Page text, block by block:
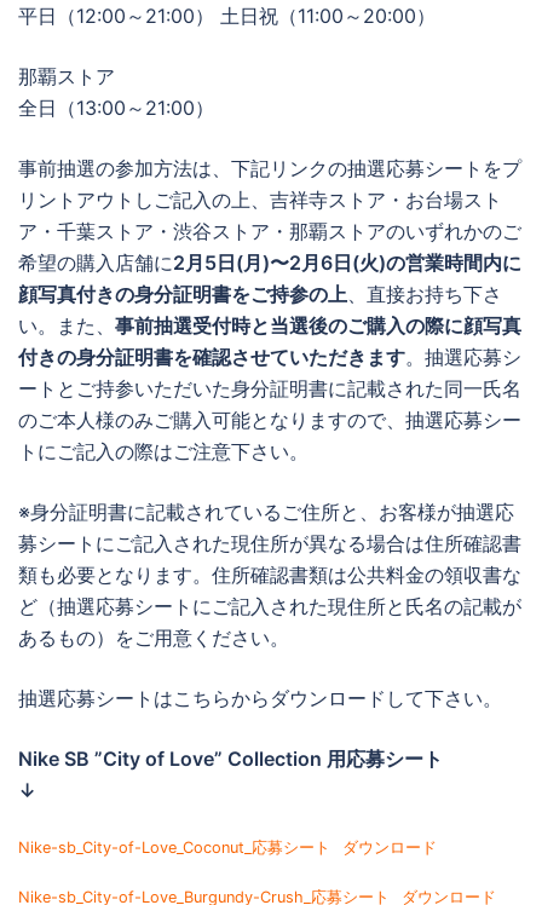
平日（12:00～21:00） 土日祝（11:00～20:00）
那覇ストア
全日（13:00～21:00）
事前抽選の参加方法は、下記リンクの抽選応募シートをプ
リントアウトしご記入の上、吉祥寺ストア・お台場スト
ア・千葉ストア・渋谷ストア・那覇ストアのいずれかのご
希望の購入店舗に2月5日(月)〜2月6日(火)の営業時間内に
顔写真付きの身分証明書をご持参の上、直接お持ち下さ
い。また、 事前抽選受付時と当選後のご購入の際に顔写真
付きの身分証明書を確認させていただきます。抽選応募シ
ートとご持参いただいた身分証明書に記載された同一氏名
のご本人様のみご購入可能となりますので、抽選応募シー
トにご記入の際はご注意下さい。
※身分証明書に記載されているご住所と、お客様が抽選応
募シートにご記入された現住所が異なる場合は住所確認書
類も必要となります。住所確認書類は公共料金の領収書な
ど（抽選応募シートにご記入された現住所と氏名の記載が
あるもの）をご用意ください。
抽選応募シートはこちらからダウンロードして下さい。
Nike SB ”City of Love” Collection 用応募シート
↓
Nike-sb_City-of-Love_Coconut_応募シート ダウンロード
Nike-sb_City-of-Love_Burgundy-Crush_応募シート ダウンロード